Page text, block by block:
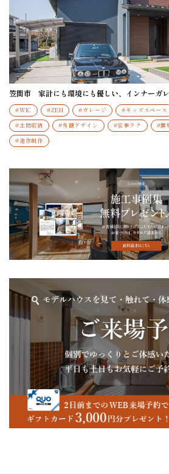
リゾートスタイル #ロフト
#勾配天井 #北欧スタイル
#吹き抜け #和モダン
土間
#外観デザイン #家事ラク #
#折り上げ天井 #無垢床 #畳
#総二階 #趣味部屋 #造作制
#鉄骨階段 #間接照明
笠間市 家計にも環境にも優しい、インナーガ
#WIC #ZEH #ガレージ #キッズスペース
#土間収納
#外観デザイン #家事ラク #無
#造作制作